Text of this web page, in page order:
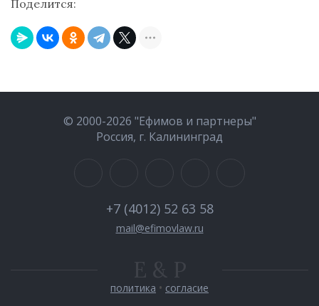
Поделится:
© 2000-2026 "Ефимов и партнеры"
Россия, г. Калининград
+7 (4012) 52 63 58
mail@efimovlaw.ru
E & P
политика • согласие